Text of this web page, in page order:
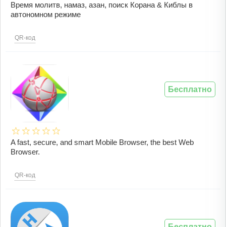
Время молитв, намаз, азан, поиск Корана & Киблы в
автономном режиме
QR-код
A fast, secure, and smart Mobile Browser, the best Web
Browser.
QR-код
Бесплатно